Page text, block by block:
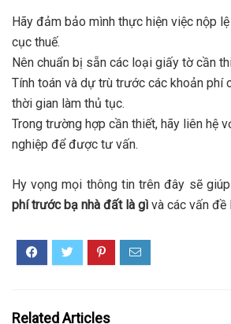
Hãy đảm bảo mình thực hiện việc nộp
cục thuế.
Nên chuẩn bị sẵn các loại giấy tờ cần
Tính toán và dự trù trước các khoản phí
thời gian làm thủ tục.
Trong trường hợp cần thiết, hãy liên hệ
nghiệp để được tư vấn.
Hy vọng mọi thông tin trên đây sẽ
phí trước bạ nhà đất là gì và các vấn đề
Related Articles